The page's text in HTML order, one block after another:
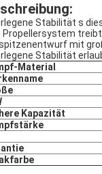
Stabilität s
Propellersystem
mit
Stabilität
Material
Kapazität